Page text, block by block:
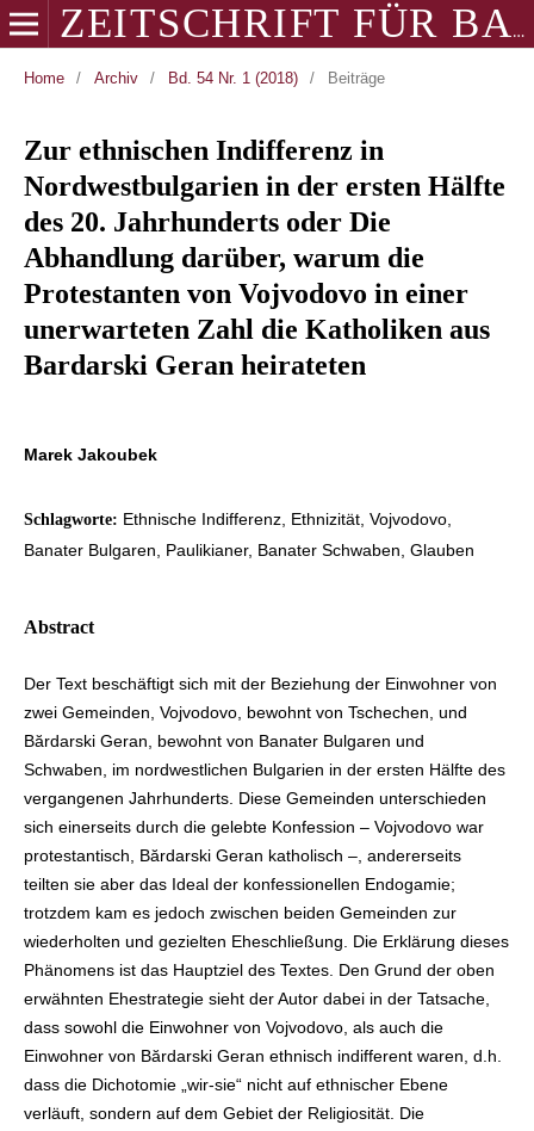
ZEITSCHRIFT FÜR BALKANOLOGIE
Home / Archiv / Bd. 54 Nr. 1 (2018) / Beiträge
Zur ethnischen Indifferenz in
Nordwestbulgarien in der ersten Hälfte
des 20. Jahrhunderts oder Die
Abhandlung darüber, warum die
Protestanten von Vojvodovo in einer
unerwarteten Zahl die Katholiken aus
Bardarski Geran heirateten
Marek Jakoubek
Schlagworte: Ethnische Indifferenz, Ethnizität, Vojvodovo,
Banater Bulgaren, Paulikianer, Banater Schwaben, Glauben
Abstract
Der Text beschäftigt sich mit der Beziehung der Einwohner von
zwei Gemeinden, Vojvodovo, bewohnt von Tschechen, und
Bărdarski Geran, bewohnt von Banater Bulgaren und
Schwaben, im nordwestlichen Bulgarien in der ersten Hälfte des
vergangenen Jahrhunderts. Diese Gemeinden unterschieden
sich einerseits durch die gelebte Konfession – Vojvodovo war
protestantisch, Bărdarski Geran katholisch –, andererseits
teilten sie aber das Ideal der konfessionellen Endogamie;
trotzdem kam es jedoch zwischen beiden Gemeinden zur
wiederholten und gezielten Eheschließung. Die Erklärung dieses
Phänomens ist das Hauptziel des Textes. Den Grund der oben
erwähnten Ehestrategie sieht der Autor dabei in der Tatsache,
dass sowohl die Einwohner von Vojvodovo, als auch die
Einwohner von Bărdarski Geran ethnisch indifferent waren, d.h.
dass die Dichotomie „wir-sie“ nicht auf ethnischer Ebene
verläuft, sondern auf dem Gebiet der Religiosität. Die